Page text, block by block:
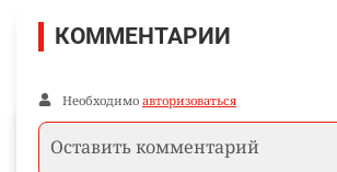
КОММЕНТАРИИ
Необходимо авторизоваться